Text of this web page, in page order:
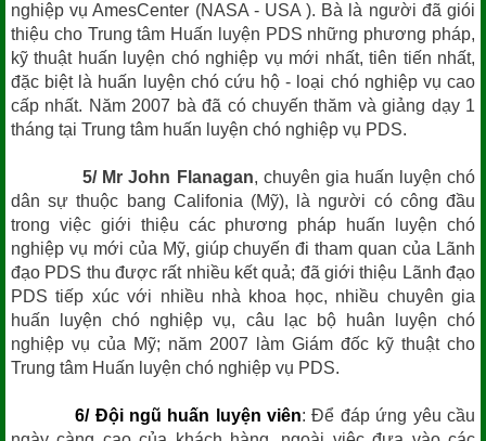
nghiệp vụ AmesCenter (NASA - USA ). Bà là người đã giói
thiệu cho Trung tâm Huấn luyện PDS những phương pháp,
kỹ thuật huấn luyện chó nghiệp vụ mới nhất, tiên tiến nhất,
đặc biệt là huấn luyện chó cứu hộ - loại chó nghiệp vụ cao
cấp nhất. Năm 2007 bà đã có chuyến thăm và giảng dạy 1
tháng tại Trung tâm huấn luyện chó nghiệp vụ PDS.
5/ Mr John Flanagan, chuyên gia huấn luyện chó
dân sự thuộc bang Califonia (Mỹ), là người có công đầu
trong việc giới thiệu các phương pháp huấn luyện chó
nghiệp vụ mới của Mỹ, giúp chuyến đi tham quan của Lãnh
đạo PDS thu được rất nhiều kết quả; đã giới thiệu Lãnh đạo
PDS tiếp xúc với nhiều nhà khoa học, nhiều chuyên gia
huấn luyện chó nghiệp vụ, câu lạc bộ huân luyện chó
nghiệp vụ của Mỹ; năm 2007 làm Giám đốc kỹ thuật cho
Trung tâm Huấn luyện chó nghiệp vụ PDS.
6/ Đội ngũ huấn luyện viên: Để đáp ứng yêu cầu